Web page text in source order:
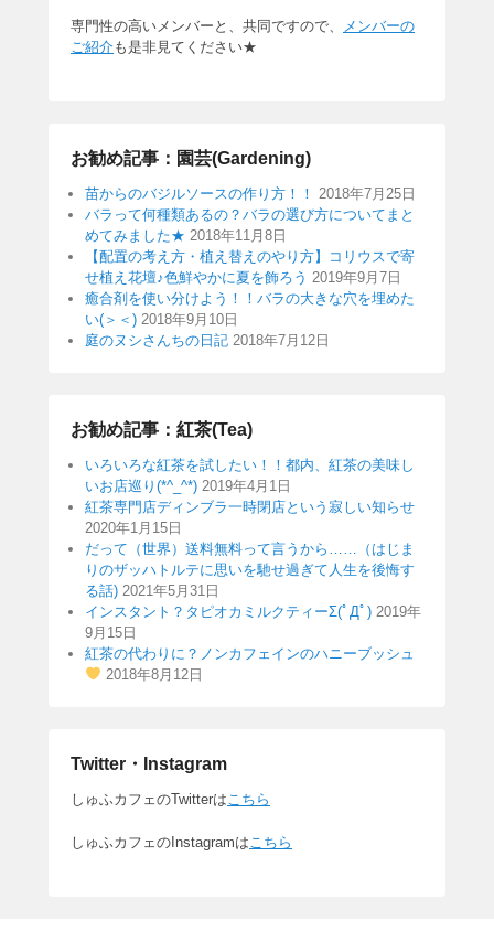
専門性の高いメンバーと、共同ですので、
メンバーの
ご紹介も是非見てください★
お勧め記事：園芸(Gardening)
苗からのバジルソースの作り方！！ 2018年7月25日
バラって何種類あるの？バラの選び方についてまと
めてみました★ 2018年11月8日
【配置の考え方・植え替えのやり方】コリウスで寄
せ植え花壇♪色鮮やかに夏を飾ろう 2019年9月7日
癒合剤を使い分けよう！！バラの大きな穴を埋めた
い(＞＜) 2018年9月10日
庭のヌシさんちの日記 2018年7月12日
お勧め記事：紅茶(Tea)
いろいろな紅茶を試したい！！都内、紅茶の美味し
いお店巡り(*^_^*) 2019年4月1日
紅茶専門店ディンブラ一時閉店という寂しい知らせ
2020年1月15日
だって（世界）送料無料って言うから……（はじま
りのザッハトルテに思いを馳せ過ぎて人生を後悔す
る話) 2021年5月31日
インスタント？タピオカミルクティーΣ(ﾟДﾟ) 2019年
9月15日
紅茶の代わりに？ノンカフェインのハニーブッシュ
2018年8月12日
Twitter・Instagram
しゅふカフェのTwitterはこちら
しゅふカフェのInstagramはこちら